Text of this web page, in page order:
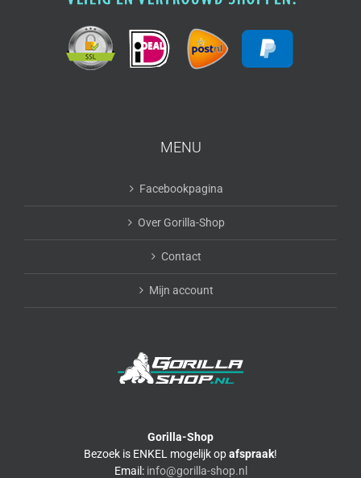
MENU
Facebookpagina
Over Gorilla-Shop
Contact
Mijn account
Gorilla-Shop
Bezoek is ENKEL mogelijk opafspraak!
Email: info@gorilla-shop.nl